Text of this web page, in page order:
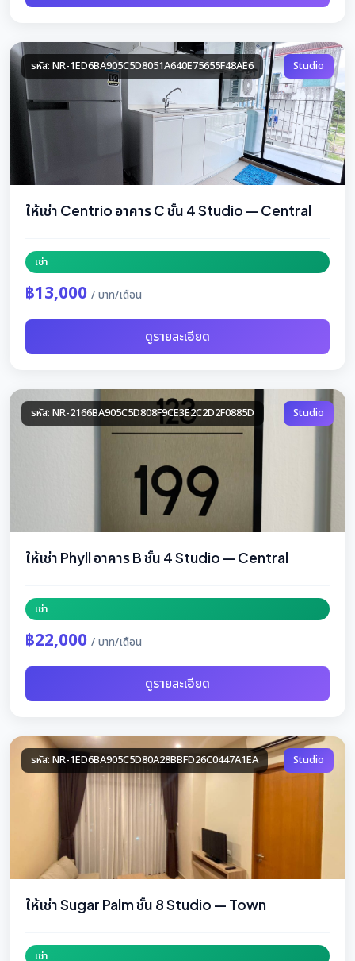
รหัส: NR-1ED6BA905C5D8051A640E75655F48AE6 Studio
ให้เช่า Centrio อาคาร C ชั้น 4 Studio — Central
เช่า
฿13,000 / บาท/เดือน
ดูรายละเอียด
รหัส: NR-2166BA905C5D808F9CE3E2C2D2F0885D Studio
ให้เช่า Phyll อาคาร B ชั้น 4 Studio — Central
เช่า
฿22,000 / บาท/เดือน
ดูรายละเอียด
รหัส: NR-1ED6BA905C5D80A28BBFD26C0447A1EA Studio
ให้เช่า Sugar Palm ชั้น 8 Studio — Town
เช่า